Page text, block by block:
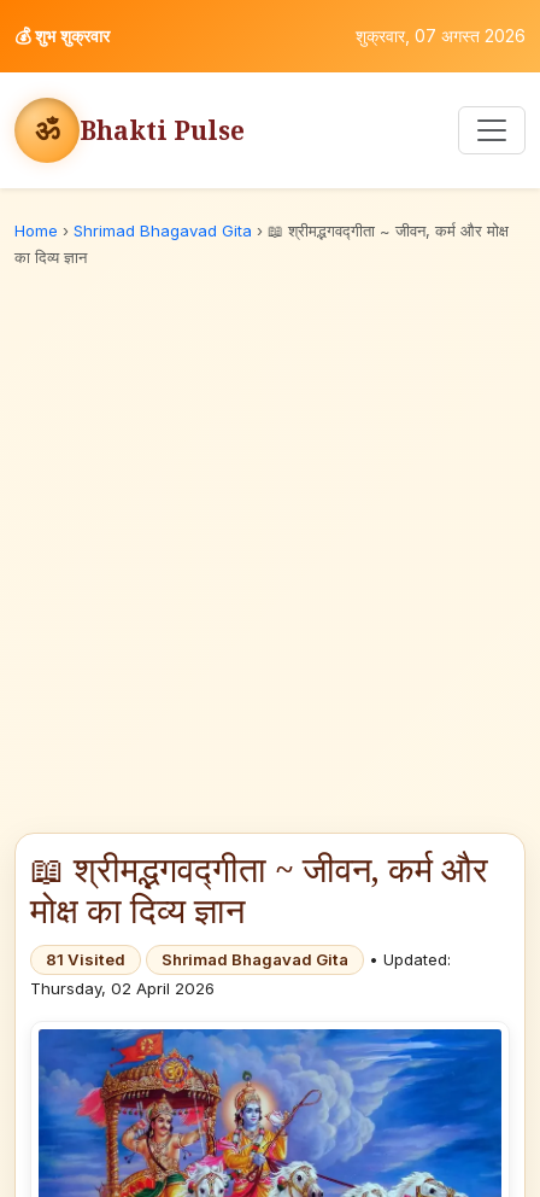
💰शुभ शुक्रवार शुक्रवार, 07 अगस्त 2026
ॐ Bhakti Pulse
Home › Shrimad Bhagavad Gita › 📖 श्रीमद्भगवद्गीता ~ जीवन, कर्म और मोक्ष
का दिव्य ज्ञान
📖 श्रीमद्भगवद्गीता ~ जीवन, कर्म और
मोक्ष का दिव्य ज्ञान
81 Visited Shrimad Bhagavad Gita
• Updated:
Thursday, 02 April 2026